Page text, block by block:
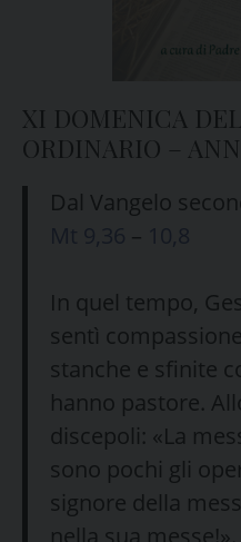
XI DOMENICA
ORDINARIO –
Dal Vangelo
–
In quel tempo,
sentì
stanche e sfinite
hanno pastore.
discepoli: «La
sono pochi gli
signore della
nella sua messe!».